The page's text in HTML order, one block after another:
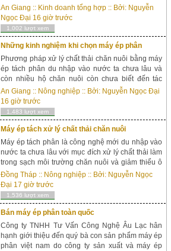
phân nhập khẩu châu âu do công ty độc quyền
phân phối, nhằm mục đí...
An Giang :: Kinh doanh tổng hợp :: Bởi: Nguyễn
Ngọc Đại 16 giờ trước
1,002 lượt xem
Những kinh nghiệm khi chọn máy ép phân
Phương pháp xử lý chất thải chăn nuôi bằng máy
ép tách phân du nhập vào nước ta chưa lâu và
còn nhiều hộ chăn nuôi còn chưa biết đến tác
dụng cũng như cách hoạt động và chất lượng sản
phẩm Vậy Máy é...
An Giang :: Nông nghiệp :: Bởi: Nguyễn Ngọc Đại
16 giờ trước
1,483 lượt xem
Máy ép tách xử lý chất thải chăn nuôi
Máy ép tách phân là công nghệ mới du nhập vào
nước ta chưa lâu với mục đích xử lý chất thải làm
trong sạch môi trường chăn nuôi và giảm thiểu ô
nhiễm. Máy có thiết kế với công nghệ ép tác...
Đồng Tháp :: Nông nghiệp :: Bởi: Nguyễn Ngọc
Đại 17 giờ trước
1,536 lượt xem
Bán máy ép phân toàn quốc
Công ty TNHH Tư Vấn Công Nghệ Âu Lạc hân
hạnh giới thiệu đến quý bà con sản phẩm máy ép
phân việt nam do công ty sản xuất và máy ép